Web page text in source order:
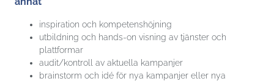
inspiration och kompetenshöjning
utbildning och hands-on visning av tjänster och
plattformar
audit/kontroll av aktuella kampanjer
brainstorm och idé för nya kampanjer eller nya